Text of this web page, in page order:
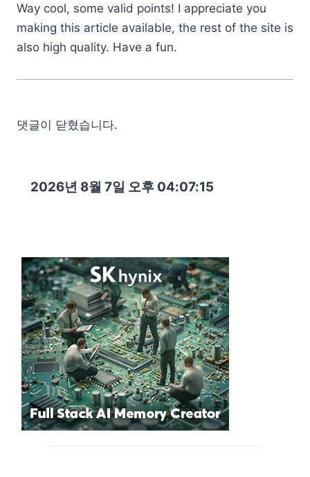
Way cool, some valid points! I appreciate you
making this article available, the rest of the site is
also high quality. Have a fun.
댓글이 닫혔습니다.
2026년 8월 7일 오후 04:07:16